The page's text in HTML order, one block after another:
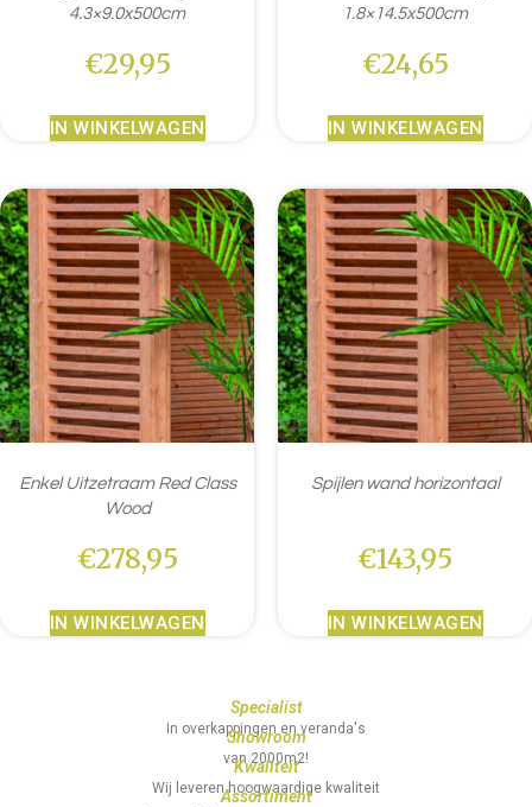
4.3×9.0x500cm
€29,95
IN WINKELWAGEN
1.8×14.5x500cm
€24,65
IN WINKELWAGEN
Enkel Uitzetraam Red Class
Wood
€278,95
IN WINKELWAGEN
Spijlen wand horizontaal
€143,95
IN WINKELWAGEN
Specialist
In overkappingen en veranda's
Showroom
van 2000m2!
Kwaliteit
Wij leveren hoogwaardige kwaliteit
Assortiment